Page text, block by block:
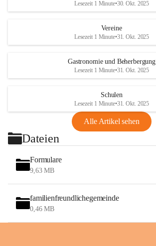
Lesezeit 1 Minute•30. Okt. 2025
Vereine
Lesezeit 1 Minute•31. Okt. 2025
Gastronomie und Beherbergung
Lesezeit 1 Minute•31. Okt. 2025
Schulen
Lesezeit 1 Minute•31. Okt. 2025
Alle Artikel sehen
Dateien
Formulare
9,63 MB
familienfreundlichegemeinde
0,46 MB